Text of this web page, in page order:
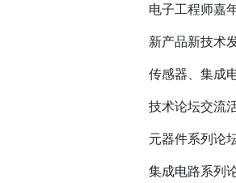
电子工程师嘉
新产品新技术
传感器、集成
技术论坛交流
元器件系列论
集成电路系列